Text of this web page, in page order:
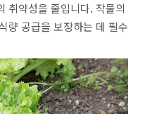
취약성을 줄입니다. 작물의
량 공급을 보장하는 데 필수